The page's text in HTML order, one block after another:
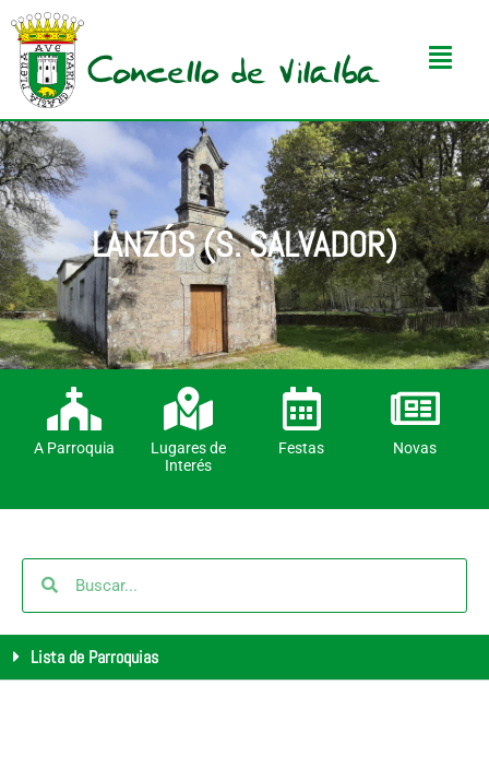
LANZÓS (S. SALVADOR)
A Parroquia
Lugares de
Interés
Festas Novas
Lista de Parroquias